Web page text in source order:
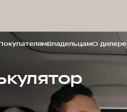
ВладельцамО дилере